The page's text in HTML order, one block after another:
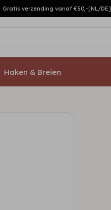
Gratis verzending vanaf €50,-[NL/DE]
Haken & Breien